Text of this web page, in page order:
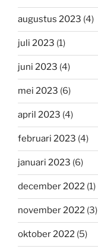
augustus 2023 (4)
juli 2023 (1)
juni 2023 (4)
mei 2023 (6)
april 2023 (4)
februari 2023 (4)
januari 2023 (6)
december 2022 (1)
november 2022 (3)
oktober 2022 (5)